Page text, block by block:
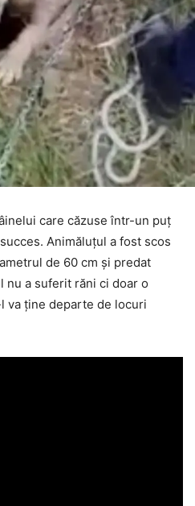
care căzuse într-un puț
Animăluțul a fost scos
de 60 cm și predat
nu a suferit răni ci doar o
va ține departe de locuri